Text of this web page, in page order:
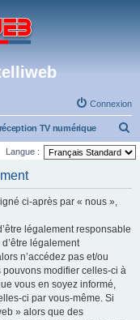
Connexion
TV numérique
e
Langue :
ci-après par « nous »,
légalement responsable
légalement
n’accédez pas et/ou
pouvons modifier celles-ci à
vous en soyez informé,
ci par vous-même. Si
» alors que des